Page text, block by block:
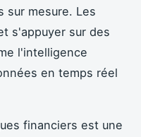
sur mesure. Les
s'appuyer sur des
l'intelligence
en temps réel
financiers est une